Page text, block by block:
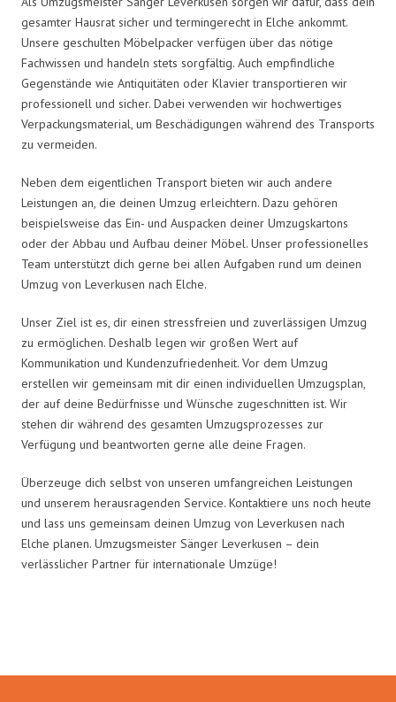
gesamter Hausrat sicher und termingerecht in Elche ankommt.
Unsere geschulten Möbelpacker verfügen über das nötige
Fachwissen und handeln stets sorgfältig. Auch empfindliche
Gegenstände wie Antiquitäten oder Klavier transportieren wir
professionell und sicher. Dabei verwenden wir hochwertiges
Verpackungsmaterial, um Beschädigungen während des Transports
zu vermeiden.
Neben dem eigentlichen Transport bieten wir auch andere
Leistungen an, die deinen Umzug erleichtern. Dazu gehören
beispielsweise das Ein- und Auspacken deiner Umzugskartons
oder der Abbau und Aufbau deiner Möbel. Unser professionelles
Team unterstützt dich gerne bei allen Aufgaben rund um deinen
Umzug von Leverkusen nach Elche.
Unser Ziel ist es, dir einen stressfreien und zuverlässigen Umzug
zu ermöglichen. Deshalb legen wir großen Wert auf
Kommunikation und Kundenzufriedenheit. Vor dem Umzug
erstellen wir gemeinsam mit dir einen individuellen Umzugsplan,
der auf deine Bedürfnisse und Wünsche zugeschnitten ist. Wir
stehen dir während des gesamten Umzugsprozesses zur
Verfügung und beantworten gerne alle deine Fragen.
Überzeuge dich selbst von unseren umfangreichen Leistungen
und unserem herausragenden Service. Kontaktiere uns noch heute
und lass uns gemeinsam deinen Umzug von Leverkusen nach
Elche planen. Umzugsmeister Sänger Leverkusen – dein
verlässlicher Partner für internationale Umzüge!